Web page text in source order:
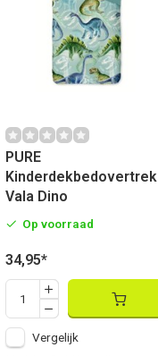
PURE
Kinderdekbedovertrek
Vala Dino
Op voorraad
34,95*
Vergelijk